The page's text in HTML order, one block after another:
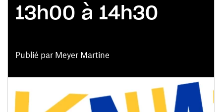
Publié par Meyer Martine
13h00 à 14h30